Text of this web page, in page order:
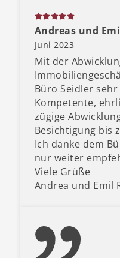
Andreas und
Juni 2023
Mit der
Büro Seidler
Kompetente,
zügige
Besichtigung bis
Ich danke dem
nur weiter
Viele Grüße
Andrea und Emil